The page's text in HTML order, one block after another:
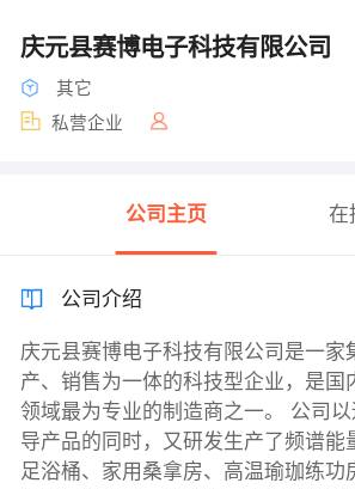
庆元县赛博电子科技有限公司
其它
私营企业
公司主页 在
公司介绍
庆元县赛博电子科技有限公司是一家
产、销售为一体的科技型企业，是国
领域最为专业的制造商之一。 公司
导产品的同时，又研发生产了频谱能
足浴桶、家用桑拿房、高温瑜珈练功